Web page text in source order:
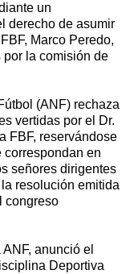
un
derecho de asumir
Marco Peredo,
la comisión de
(ANF) rechaza
vertidas por el Dr.
FBF, reservándose
correspondan en
señores dirigentes
resolución emitida
congreso
anunció el
Deportiva